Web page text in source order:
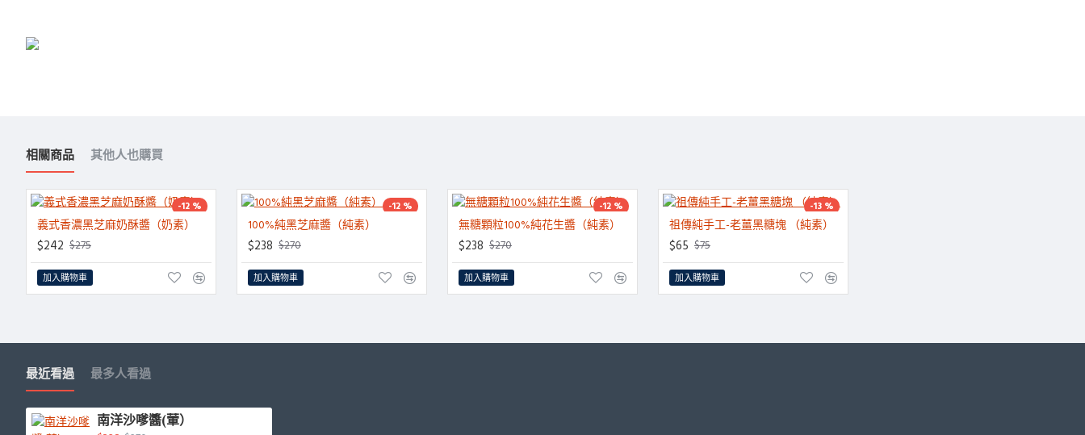
相關商品 其他人也購買
HOT
-12 %
義式香濃黑芝麻奶酥醬（奶素）
$242 $275
加入購物車
-12 %
100%純黑芝麻醬（純素）
$238 $270
加入購物車
HOT
-12 %
無糖顆粒100%純花生醬（純素）
$238 $270
加入購物車
-13 %
祖傳純手工-老薑黑糖塊 （純素）
$65 $75
加入購物車
最近看過 最多人看過
南洋沙嗲醬(葷）